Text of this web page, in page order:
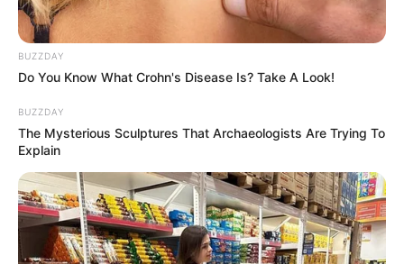
“El cuerpo de la mujer no es solo
para dar vida o para complacer. Es
un templo, y como todo templo,
necesita respeto, cuidado y
silencio para escucharse”, repite
con firmeza.
BUZZDAY
Do You Know What Crohn's Disease Is? Take A Look!
BUZZDAY
The Mysterious Sculptures That Archaeologists Are Trying To
Explain